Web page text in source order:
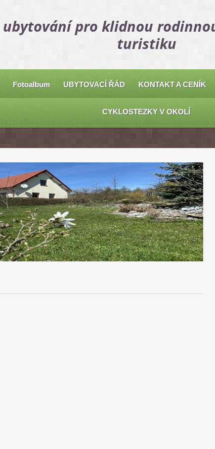
ubytování pro klidnou
turistiku
Fotoalbum UBYTOVACÍ ŘÁD KONTAKT A CENÍK
CYKLOSTEZKY V OKOLÍ